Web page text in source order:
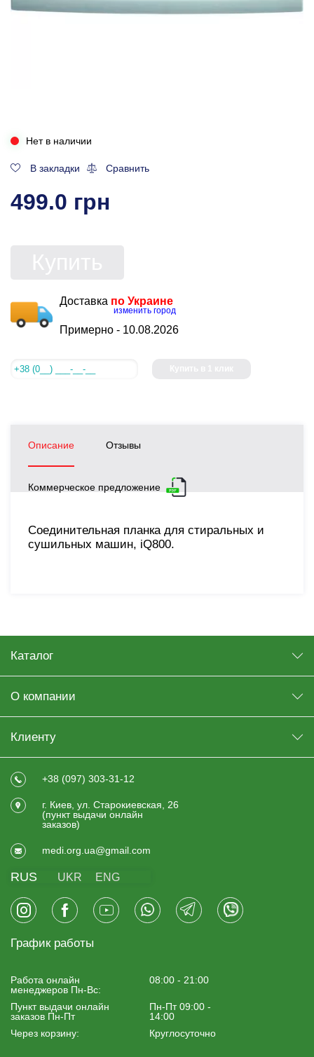
Нет в наличии
В закладки Сравнить
499.0 грн
Доставка по Украине
изменить город
Примерно - 10.08.2026
Описание Отзывы
Коммерческое предложение
Соединительная планка для стиральных и
сушильных машин, iQ800.
Каталог
О компании
Клиенту
+38 (097) 303-31-12
г. Киев, ул. Старокиевская, 26
(пункт выдачи онлайн
заказов)
medi.org.ua@gmail.com
RUS UKR ENG
График работы
Работа онлайн
менеджеров Пн-Вс:
08:00 - 21:00
Пункт выдачи онлайн
заказов Пн-Пт
Пн-Пт 09:00 -
14:00
Через корзину:
Круглосуточно